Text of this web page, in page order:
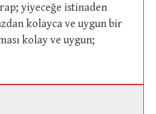
kolayca ve uygun bir
kolay ve uygun;